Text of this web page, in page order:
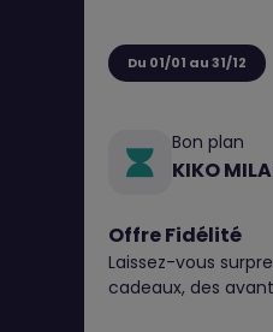
Du 01/01 au 31/12
Bon plan
KIKO
Offre Fidélité
Laissez-vous
cadeaux, des